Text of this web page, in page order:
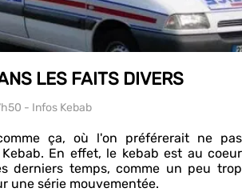
LES FAITS DIVERS
- Infos Kebab
ça, où l'on préférerait ne pas
En effet, le kebab est au coeur
derniers temps, comme un peu trop
une série mouvementée.